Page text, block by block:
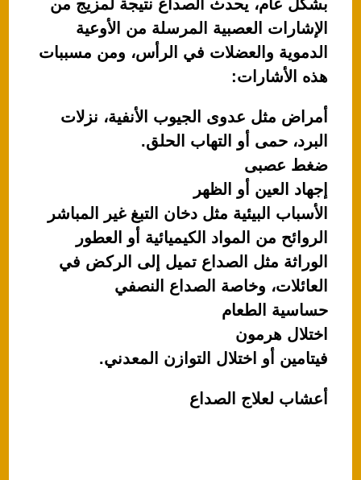
بشكل عام، يحدث الصداع نتيجة لمزيج من
الإشارات العصبية المرسلة من الأوعية
الدموية والعضلات في الرأس، ومن مسببات
هذه الأشارات:
أمراض مثل عدوى الجيوب الأنفية، نزلات
البرد، حمى أو التهاب الحلق.
ضغط عصبى
إجهاد العين أو الظهر
الأسباب البيئية مثل دخان التبغ غير المباشر
الروائح من المواد الكيميائية أو العطور
الوراثة مثل الصداع تميل إلى الركض في
العائلات، وخاصة الصداع النصفي
حساسية الطعام
اختلال هرمون
فيتامين أو اختلال التوازن المعدني.
أعشاب لعلاج الصداع